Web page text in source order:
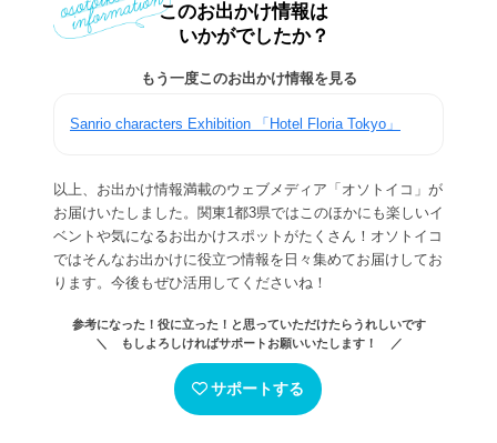
このお出かけ情報は
いかがでしたか？
もう一度このお出かけ情報を見る
Sanrio characters Exhibition 「Hotel Floria Tokyo」
以上、お出かけ情報満載のウェブメディア「オソトイコ」が
お届けいたしました。関東1都3県ではこのほかにも楽しいイ
ベントや気になるお出かけスポットがたくさん！オソトイコ
ではそんなお出かけに役立つ情報を日々集めてお届けしてお
ります。今後もぜひ活用してくださいね！
参考になった！役に立った！と思っていただけたらうれしいです
＼ もしよろしければサポートお願いいたします！ ／
サポートする